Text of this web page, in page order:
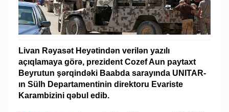
Livan Rəyasət Heyətindən verilən yazılı
açıqlamaya görə, prezident Cozef Aun paytaxt
Beyrutun şərqindəki Baabda sarayında UNITAR-
ın Sülh Departamentinin direktoru Evariste
Karambizini qəbul edib.